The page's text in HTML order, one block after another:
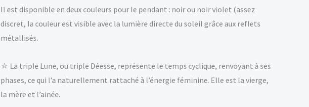
Il est disponible en deux couleurs pour le pendant : noir ou noir violet (assez
discret, la couleur est visible avec la lumière directe du soleil grâce aux reflets
métallisés.
⛥ La triple Lune, ou triple Déesse, représente le temps cyclique, renvoyant à ses
phases, ce qui l’a naturellement rattaché à l’énergie féminine. Elle est la vierge,
la mère et l’ainée.